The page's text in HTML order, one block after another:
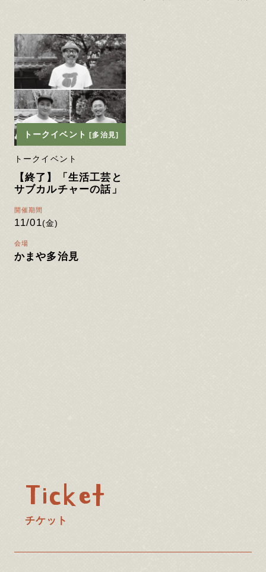
トークイベント [多治見]
トークイベント
【終了】「生活工芸と
サブカルチャーの話」
開催期間
11/01(金)
会場
かまや多治見
Ticket
チケット